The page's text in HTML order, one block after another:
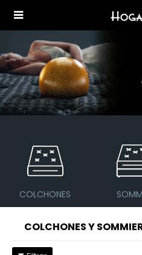

COLCHONES
COLCHONES Y